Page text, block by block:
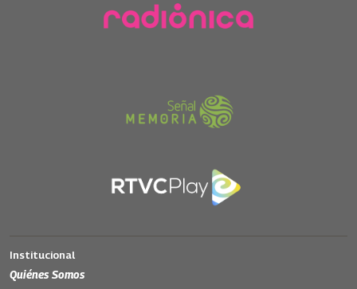
Institucional
Quiénes Somos